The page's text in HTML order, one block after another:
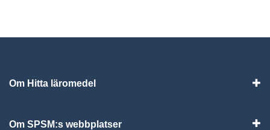
Om Hitta läromedel
Om SPSM:s webbplatser